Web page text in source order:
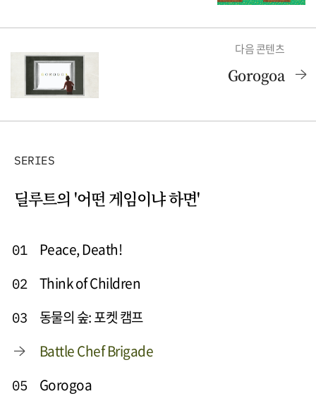
다음 콘텐츠
Gorogoa
SERIES
딜루트의 '어떤 게임이냐 하면'
01 Peace, Death!
02 Think of Children
03
동물의 숲: 포켓 캠프
Battle Chef Brigade
05 Gorogoa